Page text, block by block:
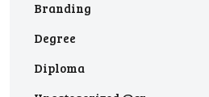
Branding
Degree
Diploma